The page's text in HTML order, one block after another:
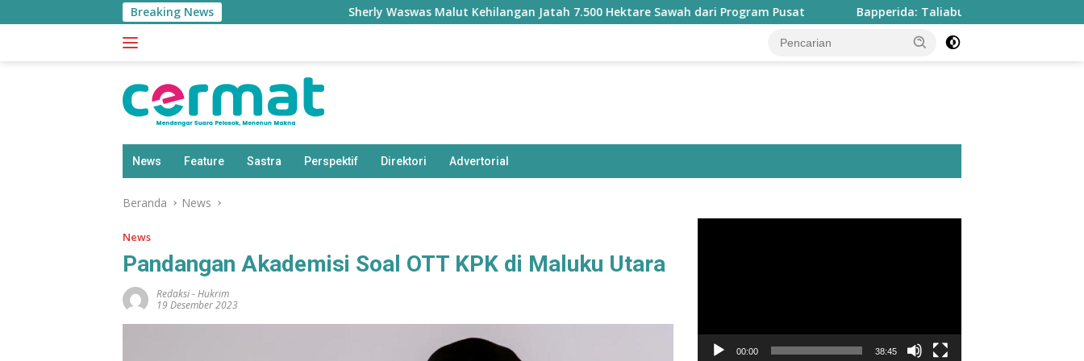
ke
Breaking News Sherly Waswas Malut Kehilangan Jatah 7.500 Hektare Sawah dari Program Pusat Bapperida: Taliabu Butuh Rp2 Triliun untuk
News Feature Sastra Perspektif Direktori Advertorial
Beranda News
News
Pandangan Akademisi Soal OTT KPK di Maluku Utara
Redaksi-Hukrim
19 Desember 2023
00:00 38:45